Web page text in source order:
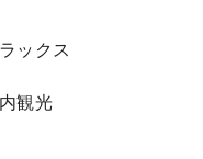
ックス
観光